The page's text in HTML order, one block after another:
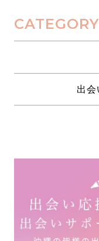
CATEGORY
出会